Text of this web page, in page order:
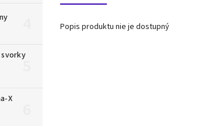
svorky
X
Popis produktu nie je dostupný